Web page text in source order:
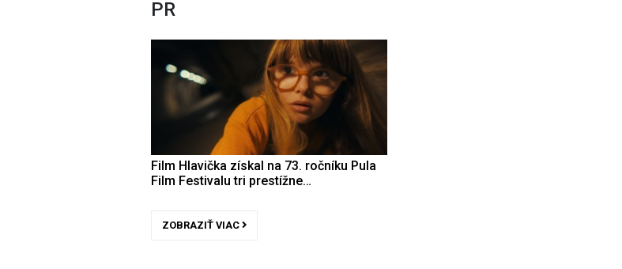
PR
Film Hlavička získal na 73. ročníku Pula
Film Festivalu tri prestížne…
ZOBRAZIŤ VIAC